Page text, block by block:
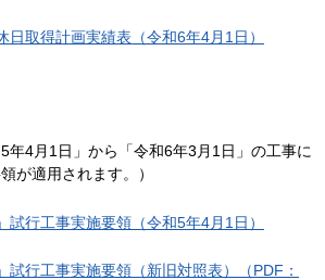
日取得計画実績表（令和6年4月1日）
5年4月1日」から「令和6年3月1日」の工事に
が適用されます。）
試行工事実施要領（令和5年4月1日）
試行工事実施要領（新旧対照表）（PDF：